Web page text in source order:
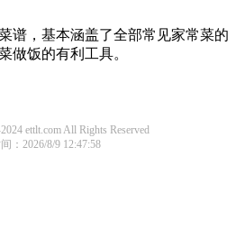
谱，基本涵盖了全部常见家常菜的
做饭的有利工具。
ettlt.com All Rights Reserved
：2026/8/9 12:47:58